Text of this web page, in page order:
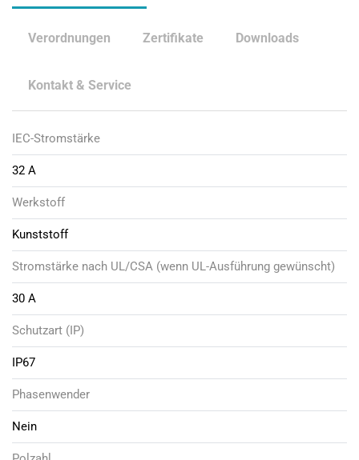
Verordnungen Zertifikate Downloads
Kontakt & Service
IEC-Stromstärke
32 A
Werkstoff
Kunststoff
Stromstärke nach UL/CSA (wenn UL-Ausführung gewünscht)
30 A
Schutzart (IP)
IP67
Phasenwender
Nein